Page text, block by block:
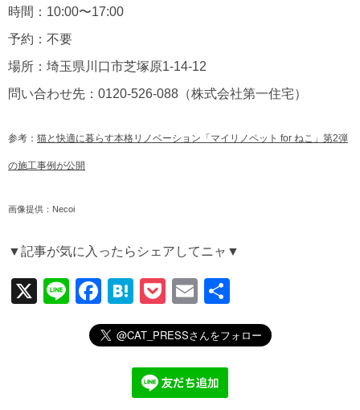
時間：10:00〜17:00
予約：不要
場所：埼玉県川口市芝塚原1-14-12
問い合わせ先：0120-526-088（株式会社第一住宅）
参考： 猫と快適に暮らす本格リノベーション「マイリノペット for ねこ」第2弾
の施工事例が公開
画像提供：Necoi
▼記事が気に入ったらシェアしてニャ▼
X
Li
F
a
c
H
at
e
n
a
P
o
ck
et
E
m
ail
有